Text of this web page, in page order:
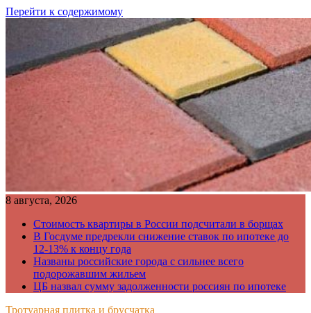
Перейти к содержимому
8 августа, 2026
Стоимость квартиры в России подсчитали в борщах
В Госдуме предрекли снижение ставок по ипотеке до
12-13% к концу года
Названы российские города с сильнее всего
подорожавшим жильем
ЦБ назвал сумму задолженности россиян по ипотеке
Тротуарная плитка и брусчатка